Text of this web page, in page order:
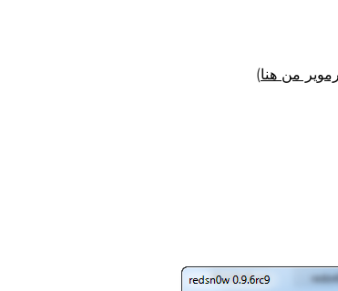
من هنا)